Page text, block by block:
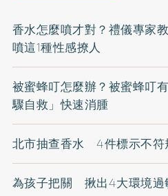
香水怎麼噴才對？禮儀專家
噴這1種性感撩人
被蜜蜂叮怎麼辦？被蜜蜂叮
驟自救」快速消腫
北市抽查香水 4件標示不符
為孩子把關 揪出4大環境過